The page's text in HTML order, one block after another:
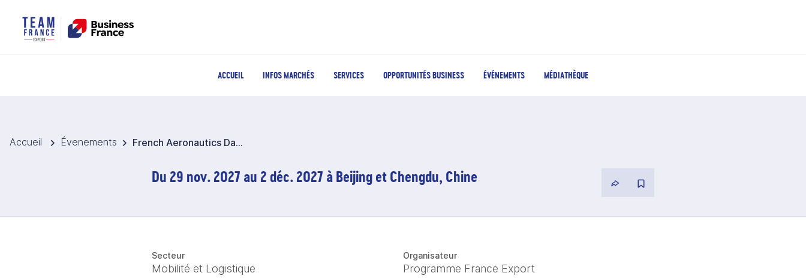
ACCUEIL INFOS MARCHÉS SERVICES OPPORTUNITÉS BUSINESS ÉVÉNEMENTS MÉDIATHÈQUE
Accueil Évenements French Aeronautics Days 2027- Chine
Du 29 nov. 2027 au 2 déc. 2027 à Beijing et Chengdu, Chine
Secteur
Mobilité et Logistique
Organisateur
Programme France Export